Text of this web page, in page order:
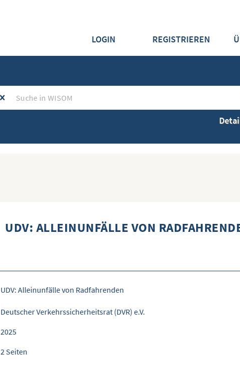
LOGIN REGISTRIEREN
UDV: ALLEINUNFÄLLE VON
UDV: Alleinunfälle von Radfahrenden
Deutscher Verkehrssicherheitsrat (DVR) e.V.
2025
2 Seiten